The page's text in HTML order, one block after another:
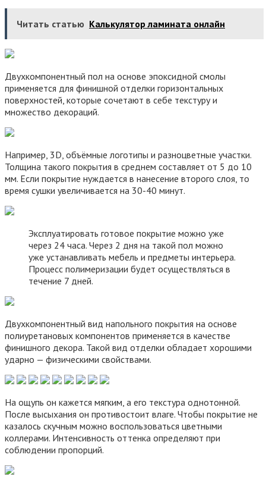
Читать статью Калькулятор ламината онлайн
Двухкомпонентный пол на основе эпоксидной смолы
применяется для финишной отделки горизонтальных
поверхностей, которые сочетают в себе текстуру и
множество декораций.
Например, 3D, объёмные логотипы и разноцветные участки.
Толщина такого покрытия в среднем составляет от 5 до 10
мм. Если покрытие нуждается в нанесение второго слоя, то
время сушки увеличивается на 30-40 минут.
Эксплуатировать готовое покрытие можно уже
через 24 часа. Через 2 дня на такой пол можно
уже устанавливать мебель и предметы интерьера.
Процесс полимеризации будет осуществляться в
течение 7 дней.
Двухкомпонентный вид напольного покрытия на основе
полиуретановых компонентов применяется в качестве
финишного декора. Такой вид отделки обладает хорошими
ударно — физическими свойствами.
На ощупь он кажется мягким, а его текстура однотонной.
После высыхания он противостоит влаге. Чтобы покрытие не
казалось скучным можно воспользоваться цветными
коллерами. Интенсивность оттенка определяют при
соблюдении пропорций.